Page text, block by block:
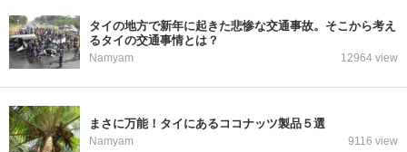
タイの地方で新年に起きた悲惨な交通事故。そこから考え
るタイの交通事情とは？
Namyam 12964 view
まさに万能！タイにあるココナッツ製品５選
Namyam 9116 view